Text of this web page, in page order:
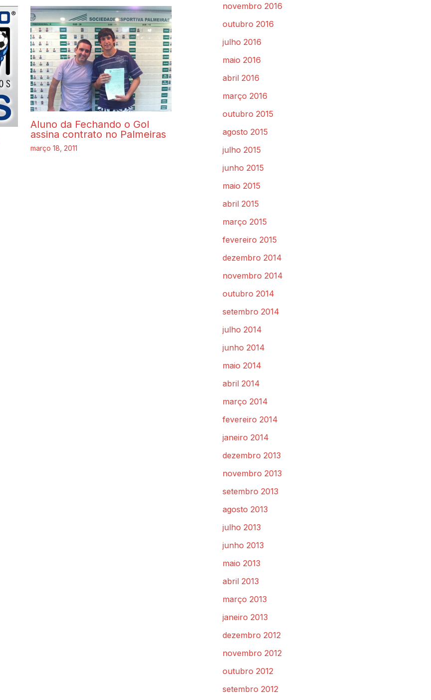
Aluno da Fechando o Gol
assina contrato no Palmeiras
março 18, 2011
novembro 2016
outubro 2016
julho 2016
maio 2016
abril 2016
março 2016
outubro 2015
agosto 2015
julho 2015
junho 2015
maio 2015
abril 2015
março 2015
fevereiro 2015
dezembro 2014
novembro 2014
outubro 2014
setembro 2014
julho 2014
junho 2014
maio 2014
abril 2014
março 2014
fevereiro 2014
janeiro 2014
dezembro 2013
novembro 2013
setembro 2013
agosto 2013
julho 2013
junho 2013
maio 2013
abril 2013
março 2013
janeiro 2013
dezembro 2012
novembro 2012
outubro 2012
setembro 2012